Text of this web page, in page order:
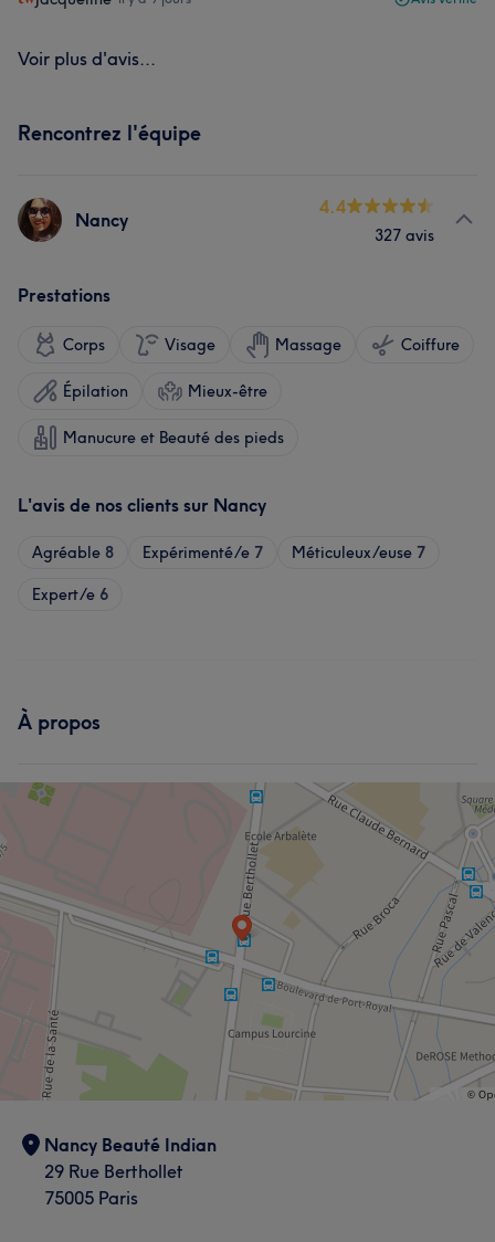
Voir plus d'avis...
Rencontrez l'équipe
Nancy
4.4
327 avis
Prestations
Corps Visage Massage Coiffure
Épilation Mieux-être
Manucure et Beauté des pieds
L'avis de nos clients sur Nancy
Agréable 8 Expérimenté/e 7 Méticuleux/euse 7
Expert/e 6
À propos
Nancy Beauté Indian
29 Rue Berthollet
75005 Paris